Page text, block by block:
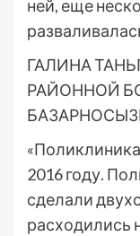
ней, еще
ГАЛИНА
РАЙОННОЙ
2016 году.
сделали
расходились